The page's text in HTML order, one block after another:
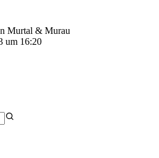
Murtal & Murau
um 16:20